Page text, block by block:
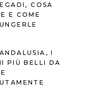
COSA
E COME
I
PIÙ BELLI DA